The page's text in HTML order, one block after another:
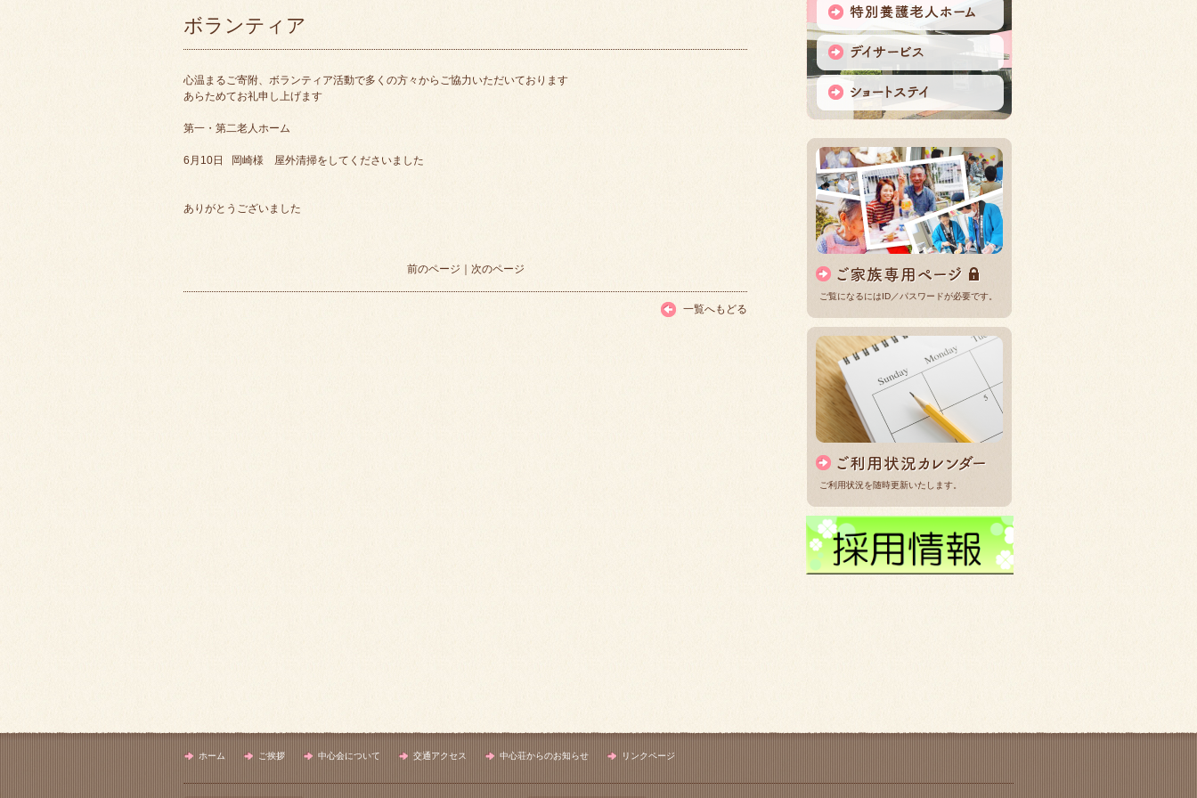
ボランティア
心温まるご寄附、ボランティア活動で多くの方々からご協力いただいております
あらためてお礼申し上げます
第一・第二老人ホーム
6月10日 岡崎様 屋外清掃をしてくださいました
ありがとうございました
前のページ 次のページ
一覧へもどる
ご覧になるにはID／パスワードが必要です。
ご利用状況を随時更新いたします。
ホーム ご挨拶 中心会について 交通アクセス 中心荘からのお知らせ リンクページ